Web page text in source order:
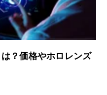
？価格やホロレンズ